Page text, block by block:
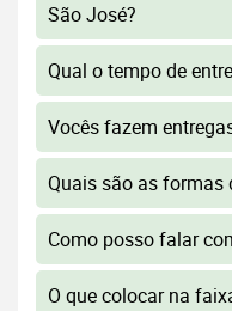
São José?
Qual o tempo de
Vocês fazem
Quais são as formas
Como posso falar
O que colocar na